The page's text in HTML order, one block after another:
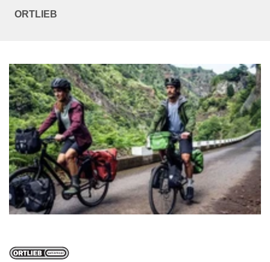
ORTLIEB